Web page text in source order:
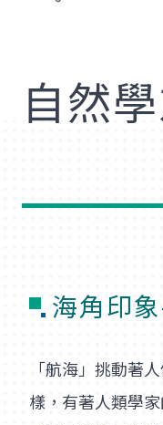
自然
海角印
「航海」挑動著
樣，有著人類學